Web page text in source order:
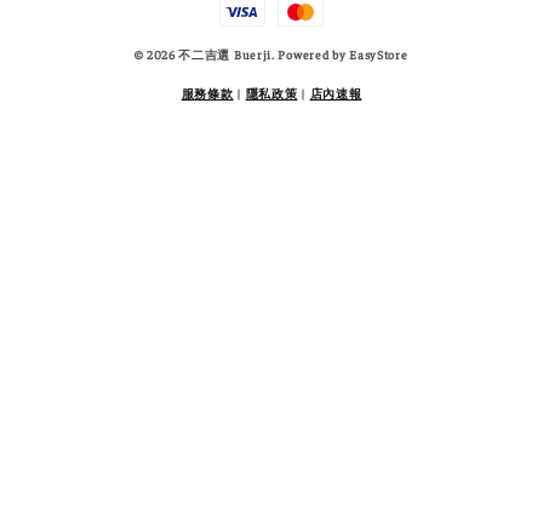
© 2026 不二吉選 Buerji. Powered byEasyStore
服務條款 | 隱私政策 | 店內速報